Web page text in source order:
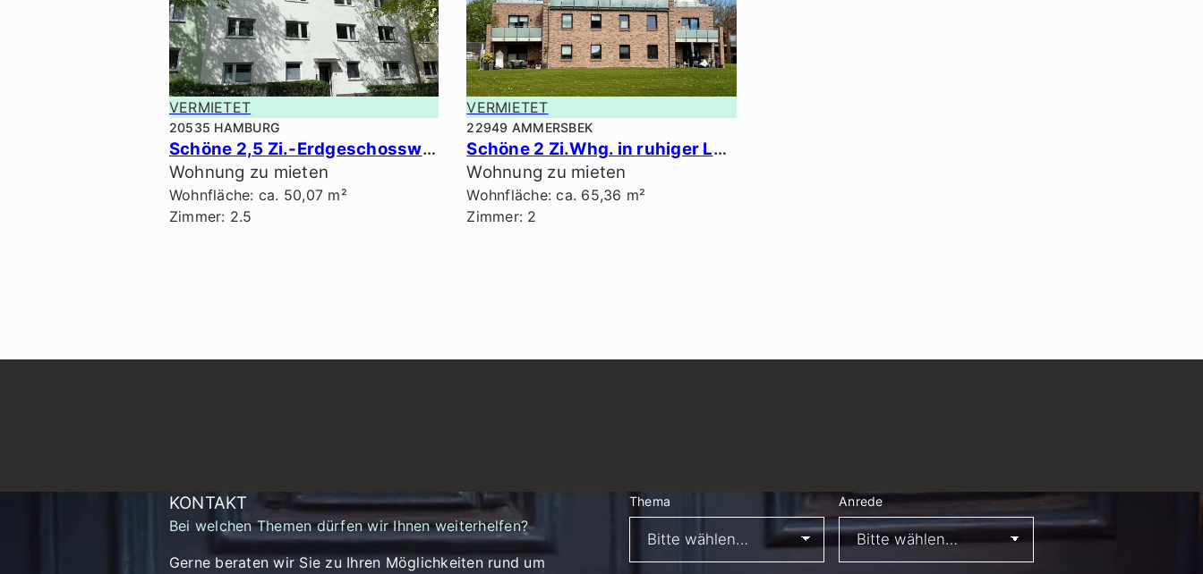
VERMIETET
20535 HAMBURG
Schöne 2,5 Zi.-Erdgeschosswhg. in ruhiger Lage.
Wohnung zu mieten
Wohnfläche: ca. 50,07 m²
Zimmer: 2.5
VERMIETET
22949 AMMERSBEK
Schöne 2 Zi.Whg. in ruhiger Lage.
Wohnung zu mieten
Wohnfläche: ca. 65,36 m²
Zimmer: 2
KONTAKT
Bei welchen Themen dürfen wir Ihnen weiterhelfen?
Gerne beraten wir Sie zu Ihren Möglichkeiten rund um
Thema Anrede